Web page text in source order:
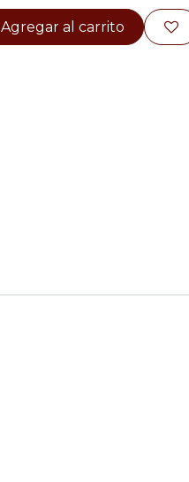
Agregar al carrito